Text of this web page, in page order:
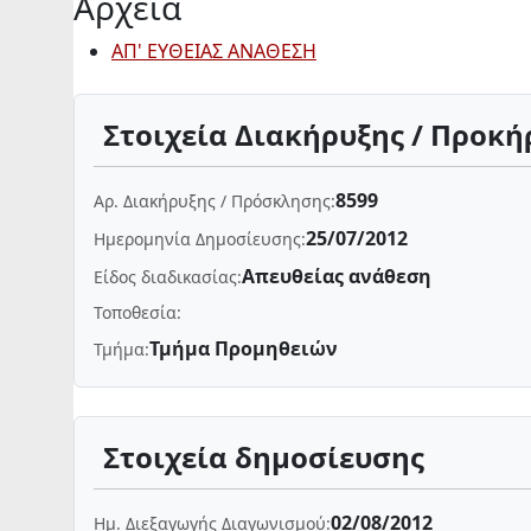
ΑΠ' ΕΥΘΕΙΑΣ ΑΝΑΘΕΣΗ
Στοιχεία Διακήρυξης /
Αρ. Διακήρυξης / Πρόσκλησης:8599
Ημερομηνία Δημοσίευσης:25/07/2012
Είδος διαδικασίας:Απευθείας ανάθεση
Τοποθεσία:
Τμήμα:Τμήμα Προμηθειών
Στοιχεία δημοσίευσης
Ημ. Διεξαγωγής Διαγωνισμού:02/08/2012